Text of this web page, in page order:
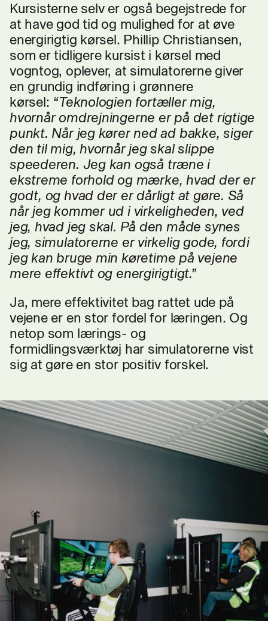
Kursisterne selv er også begejstrede for
at have god tid og mulighed for at øve
energirigtig kørsel. Phillip Christiansen,
som er tidligere kursist i kørsel med
vogntog, oplever, at simulatorerne giver
en grundig indføring i grønnere
kørsel: “Teknologien fortæller mig,
hvornår omdrejningerne er på det rigtige
punkt. Når jeg kører ned ad bakke, siger
den til mig, hvornår jeg skal slippe
speederen. Jeg kan også træne i
ekstreme forhold og mærke, hvad der er
godt, og hvad der er dårligt at gøre. Så
når jeg kommer ud i virkeligheden, ved
jeg, hvad jeg skal. På den måde synes
jeg, simulatorerne er virkelig gode, fordi
jeg kan bruge min køretime på vejene
mere effektivt og energirigtigt.”
Ja, mere effektivitet bag rattet ude på
vejene er en stor fordel for læringen. Og
netop som lærings- og
formidlingsværktøj har simulatorerne vist
sig at gøre en stor positiv forskel.